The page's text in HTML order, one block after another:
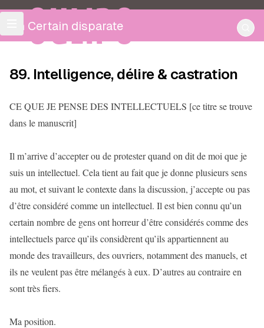
OULIPO
Un Certain disparate
89. Intelligence, délire & castration
CE QUE JE PENSE DES INTELLECTUELS [ce titre se trouve
dans le manuscrit]
Il m’arrive d’accepter ou de protester quand on dit de moi que je
suis un intellectuel. Cela tient au fait que je donne plusieurs sens
au mot, et suivant le contexte dans la discussion, j’accepte ou pas
d’être considéré comme un intellectuel. Il est bien connu qu’un
certain nombre de gens ont horreur d’être considérés comme des
intellectuels parce qu’ils considèrent qu’ils appartiennent au
monde des travailleurs, des ouvriers, notamment des manuels, et
ils ne veulent pas être mélangés à eux. D’autres au contraire en
sont très fiers.
Ma position.